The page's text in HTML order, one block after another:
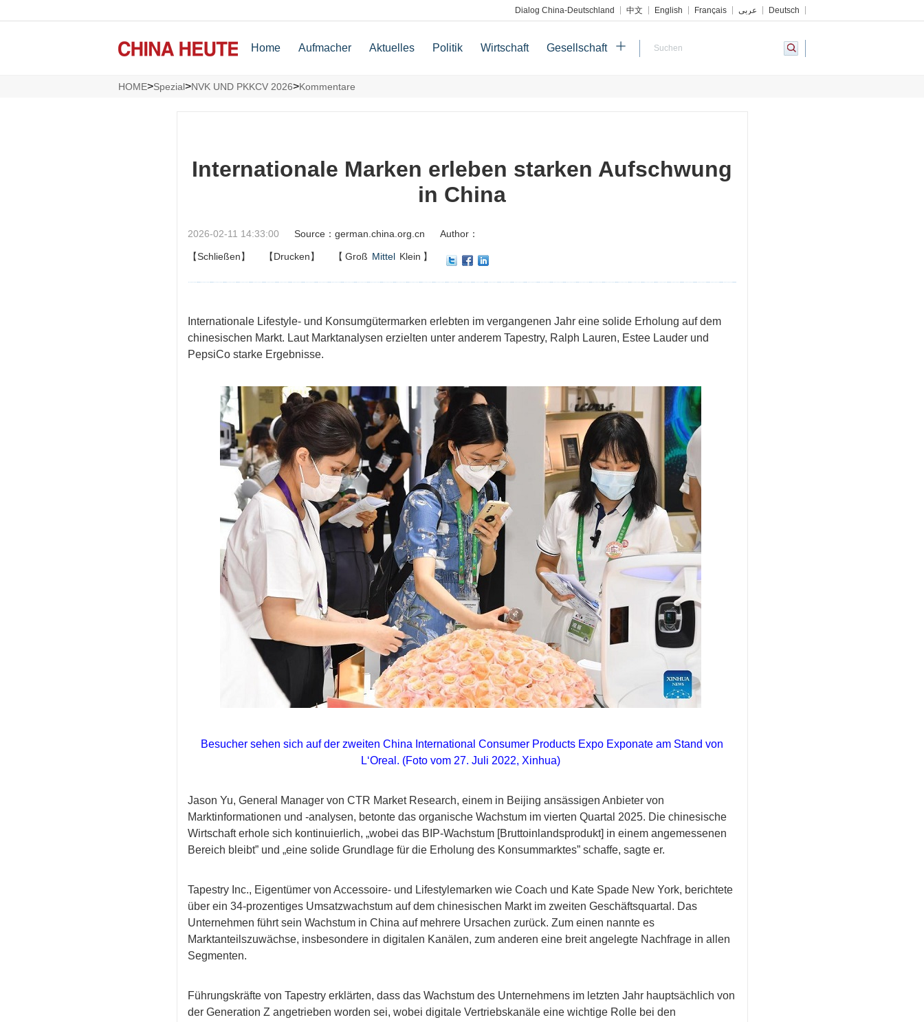
Dialog China-Deutschland 中文 English Français عربي Deutsch
Home Aufmacher Aktuelles Politik Wirtschaft Gesellschaft
HOME>Spezial>NVK UND PKKCV 2026>Kommentare
Internationale Marken erleben starken Aufschwung
in China
2026-02-11 14:33:00 Source：german.china.org.cn Author：
【Schließen】 【Drucken】 【 Groß Mittel Klein 】
Internationale Lifestyle- und Konsumgütermarken erlebten im vergangenen Jahr eine solide Erholung auf dem
chinesischen Markt. Laut Marktanalysen erzielten unter anderem Tapestry, Ralph Lauren, Estee Lauder und
PepsiCo starke Ergebnisse.
Besucher sehen sich auf der zweiten China International Consumer Products Expo Exponate am Stand von
L‘Oreal. (Foto vom 27. Juli 2022, Xinhua)
Jason Yu, General Manager von CTR Market Research, einem in Beijing ansässigen Anbieter von
Marktinformationen und -analysen, betonte das organische Wachstum im vierten Quartal 2025. Die chinesische
Wirtschaft erhole sich kontinuierlich, „wobei das BIP-Wachstum [Bruttoinlandsprodukt] in einem angemessenen
Bereich bleibt” und „eine solide Grundlage für die Erholung des Konsummarktes” schaffe, sagte er.
Tapestry Inc., Eigentümer von Accessoire- und Lifestylemarken wie Coach und Kate Spade New York, berichtete
über ein 34-prozentiges Umsatzwachstum auf dem chinesischen Markt im zweiten Geschäftsquartal. Das
Unternehmen führt sein Wachstum in China auf mehrere Ursachen zurück. Zum einen nannte es
Marktanteilszuwächse, insbesondere in digitalen Kanälen, zum anderen eine breit angelegte Nachfrage in allen
Segmenten.
Führungskräfte von Tapestry erklärten, dass das Wachstum des Unternehmens im letzten Jahr hauptsächlich von
der Generation Z angetrieben worden sei, wobei digitale Vertriebskanäle eine wichtige Rolle bei den